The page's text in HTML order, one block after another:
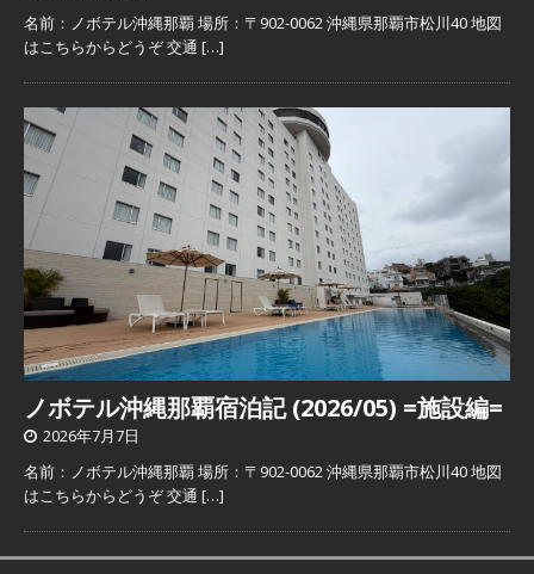
名前：ノボテル沖縄那覇 場所：〒902-0062 沖縄県那覇市松川40 地図
はこちらからどうぞ 交通 […]
ノボテル沖縄那覇宿泊記 (2026/05) =施設編=
2026年7月7日
名前：ノボテル沖縄那覇 場所：〒902-0062 沖縄県那覇市松川40 地図
はこちらからどうぞ 交通 […]